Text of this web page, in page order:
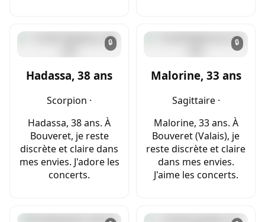
🔒
Hadassa, 38 ans
Scorpion ·
Hadassa, 38 ans. À
Bouveret, je reste
discrète et claire dans
mes envies. J'adore les
concerts.
🔒
Malorine, 33 ans
Sagittaire ·
Malorine, 33 ans. À
Bouveret (Valais), je
reste discrète et claire
dans mes envies.
J'aime les concerts.